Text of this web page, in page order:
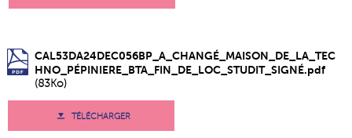
CAL53DA24DEC056BP_A_CHANGÉ_MAISON_DE_LA_TEC
HNO_PÉPINIERE_BTA_FIN_DE_LOC_STUDIT_SIGNÉ.pdf
(83Ko)
TÉLÉCHARGER